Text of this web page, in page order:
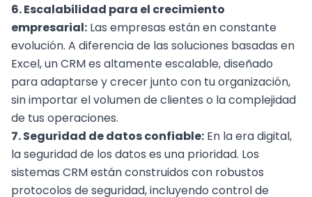
6. Escalabilidad para el crecimiento
empresarial: Las empresas están en constante
evolución. A diferencia de las soluciones basadas en
Excel, un CRM es altamente escalable, diseñado
para adaptarse y crecer junto con tu organización,
sin importar el volumen de clientes o la complejidad
de tus operaciones.
7. Seguridad de datos confiable: En la era digital,
la seguridad de los datos es una prioridad. Los
sistemas CRM están construidos con robustos
protocolos de seguridad, incluyendo control de